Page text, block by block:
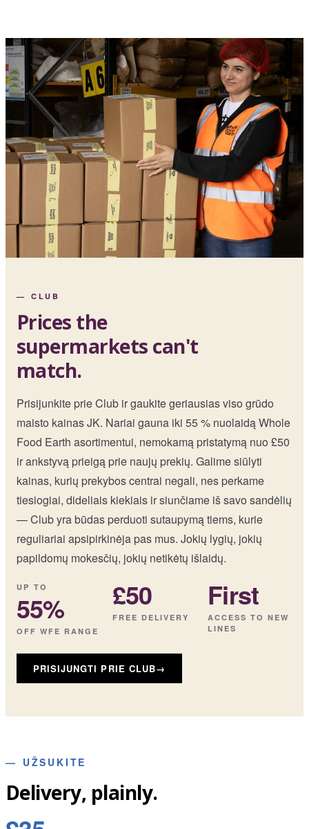
— CLUB
Prices the
supermarkets can't
match.
Prisijunkite prie Club ir gaukite geriausias viso grūdo
maisto kainas JK. Nariai gauna iki 55 % nuolaidą Whole
Food Earth asortimentui, nemokamą pristatymą nuo £50
ir ankstyvą prieigą prie naujų prekių. Galime siūlyti
kainas, kurių prekybos centrai negali, nes perkame
tiesiogiai, dideliais kiekiais ir siunčiame iš savo sandėlių
— Club yra būdas perduoti sutaupymą tiems, kurie
reguliariai apsipirkinėja pas mus. Jokių lygių, jokių
papildomų mokesčių, jokių netikėtų išlaidų.
UP TO
55%
OFF WFE RANGE
£50
FREE DELIVERY
First
ACCESS TO NEW
LINES
PRISIJUNGTI PRIE CLUB→
— UŽSUKITE
Delivery, plainly.